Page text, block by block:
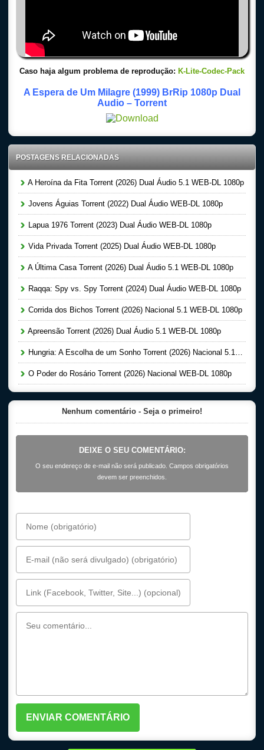
Caso haja algum problema de reprodução: K-Lite-Codec-Pack
A Espera de Um Milagre (1999) BrRip 1080p Dual
Audio – Torrent
POSTAGENS RELACIONADAS
A Heroína da Fita Torrent (2026) Dual Áudio 5.1 WEB-DL 1080p
Jovens Águias Torrent (2022) Dual Áudio WEB-DL 1080p
Lapua 1976 Torrent (2023) Dual Áudio WEB-DL 1080p
Vida Privada Torrent (2025) Dual Áudio WEB-DL 1080p
A Última Casa Torrent (2026) Dual Áudio 5.1 WEB-DL 1080p
Raqqa: Spy vs. Spy Torrent (2024) Dual Áudio WEB-DL 1080p
Corrida dos Bichos Torrent (2026) Nacional 5.1 WEB-DL 1080p
Apreensão Torrent (2026) Dual Áudio 5.1 WEB-DL 1080p
Hungria: A Escolha de um Sonho Torrent (2026) Nacional 5.1 WEB-DL 1080p
O Poder do Rosário Torrent (2026) Nacional WEB-DL 1080p
Nenhum comentário - Seja o primeiro!
DEIXE O SEU COMENTÁRIO:
O seu endereço de e-mail não será publicado. Campos obrigatórios
devem ser preenchidos.